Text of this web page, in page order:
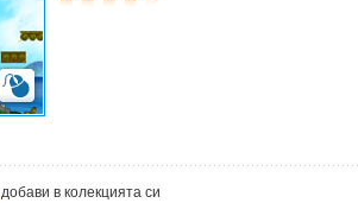
добави в колекцията си